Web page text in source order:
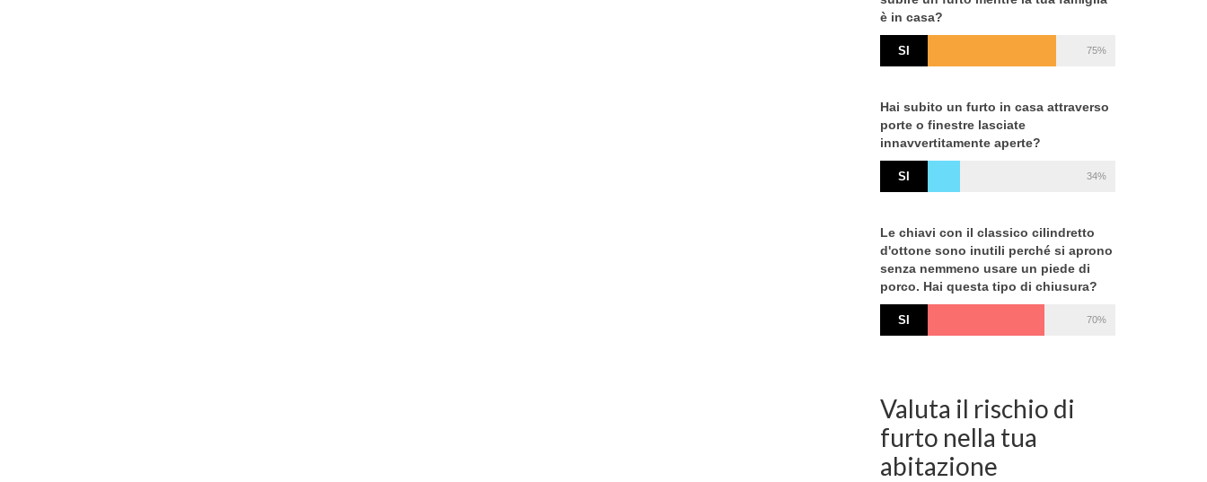
è in casa?
SI 75%
Hai subito un furto in casa attraverso
porte o finestre lasciate
innavvertitamente aperte?
SI 34%
Le chiavi con il classico cilindretto
d'ottone sono inutili perché si aprono
senza nemmeno usare un piede di
porco. Hai questa tipo di chiusura?
SI 70%
Valuta il rischio di
furto nella tua
abitazione